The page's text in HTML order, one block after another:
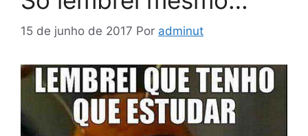
15 de junho de 2017 Por adminut